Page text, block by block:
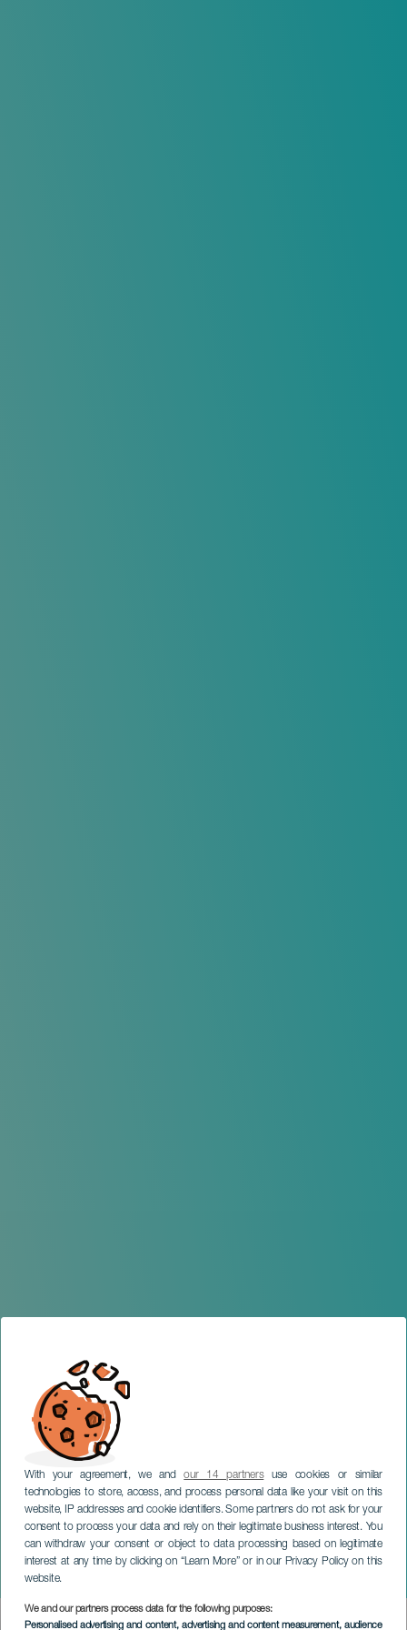
With your agreement, we andour 14 partnersuse cookies or similar
technologies to store, access, and process personal data like your visit on this
website, IP addresses and cookie identifiers. Some partners do not ask for your
consent to process your data and rely on their legitimate business interest. You
can withdraw your consent or object to data processing based on legitimate
interest at any time by clicking on “Learn More” or in our Privacy Policy on this
website.
We and our partners process data for the following purposes:
Personalised advertising and content, advertising and content measurement, audience
Isora Winter Fest
TENERIFE
Imagen